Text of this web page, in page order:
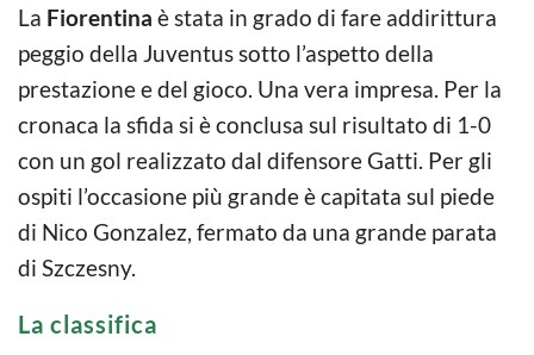
La Fiorentina è stata in grado di fare addirittura
peggio della Juventus sotto l’aspetto della
prestazione e del gioco. Una vera impresa. Per la
cronaca la sfida si è conclusa sul risultato di 1-0
con un gol realizzato dal difensore Gatti. Per gli
ospiti l’occasione più grande è capitata sul piede
di Nico Gonzalez, fermato da una grande parata
di Szczesny.
La classifica